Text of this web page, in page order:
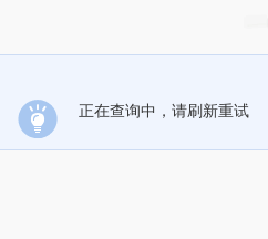
正在查询中，请刷新重试